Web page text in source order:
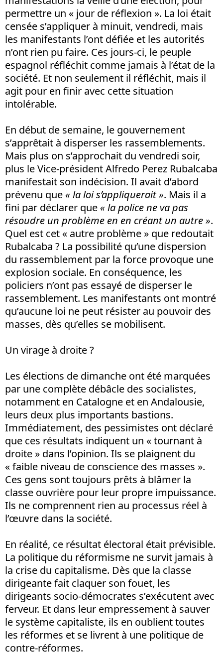
permettre un « jour de réflexion ». La loi était
censée s’appliquer à minuit, vendredi, mais
les manifestants l’ont défiée et les autorités
n’ont rien pu faire. Ces jours-ci, le peuple
espagnol réfléchit comme jamais à l’état de la
société. Et non seulement il réfléchit, mais il
agit pour en finir avec cette situation
intolérable.
En début de semaine, le gouvernement
s’apprêtait à disperser les rassemblements.
Mais plus on s’approchait du vendredi soir,
plus le Vice-président Alfredo Perez Rubalcaba
manifestait son indécision. Il avait d’abord
prévenu que « la loi s’appliquerait ». Mais il a
fini par déclarer que « la police ne va pas
résoudre un problème en en créant un autre ».
Quel est cet « autre problème » que redoutait
Rubalcaba ? La possibilité qu’une dispersion
du rassemblement par la force provoque une
explosion sociale. En conséquence, les
policiers n’ont pas essayé de disperser le
rassemblement. Les manifestants ont montré
qu’aucune loi ne peut résister au pouvoir des
masses, dès qu’elles se mobilisent.
Un virage à droite ?
Les élections de dimanche ont été marquées
par une complète débâcle des socialistes,
notamment en Catalogne et en Andalousie,
leurs deux plus importants bastions.
Immédiatement, des pessimistes ont déclaré
que ces résultats indiquent un « tournant à
droite » dans l’opinion. Ils se plaignent du
« faible niveau de conscience des masses ».
Ces gens sont toujours prêts à blâmer la
classe ouvrière pour leur propre impuissance.
Ils ne comprennent rien au processus réel à
l’œuvre dans la société.
En réalité, ce résultat électoral était prévisible.
La politique du réformisme ne survit jamais à
la crise du capitalisme. Dès que la classe
dirigeante fait claquer son fouet, les
dirigeants socio-démocrates s’exécutent avec
ferveur. Et dans leur empressement à sauver
le système capitaliste, ils en oublient toutes
les réformes et se livrent à une politique de
contre-réformes.